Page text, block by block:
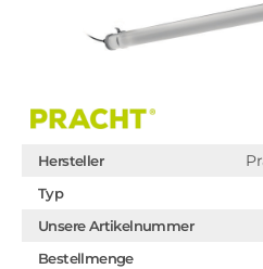
Hersteller
Typ
Unsere Artikelnummer
Bestellmenge